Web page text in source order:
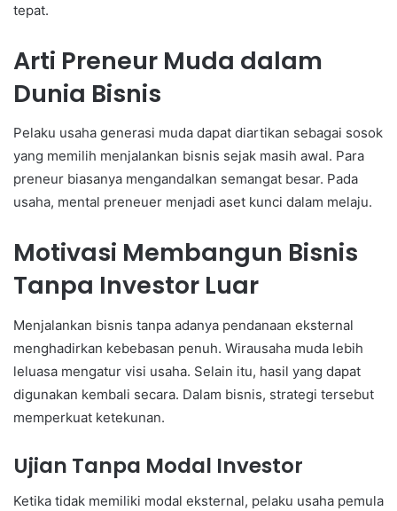
tepat.
Arti Preneur Muda dalam
Dunia Bisnis
Pelaku usaha generasi muda dapat diartikan sebagai sosok
yang memilih menjalankan bisnis sejak masih awal. Para
preneur biasanya mengandalkan semangat besar. Pada
usaha, mental preneuer menjadi aset kunci dalam melaju.
Motivasi Membangun Bisnis
Tanpa Investor Luar
Menjalankan bisnis tanpa adanya pendanaan eksternal
menghadirkan kebebasan penuh. Wirausaha muda lebih
leluasa mengatur visi usaha. Selain itu, hasil yang dapat
digunakan kembali secara. Dalam bisnis, strategi tersebut
memperkuat ketekunan.
Ujian Tanpa Modal Investor
Ketika tidak memiliki modal eksternal, pelaku usaha pemula